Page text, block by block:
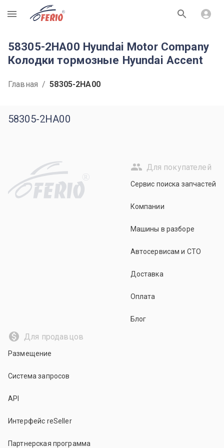
R
58305-2HA00 Hyundai Motor Company
Колодки тормозные Hyundai Accent
Главная / 58305-2HA00
58305-2HA00
R
Для покупателей
Сервис поиска запчастей
Компании
Машины в разборе
Автосервисам и СТО
Доставка
Оплата
Блог
Для продавцов
Размещение
Система запросов
API
Интерфейс reSeller
Партнерская программа